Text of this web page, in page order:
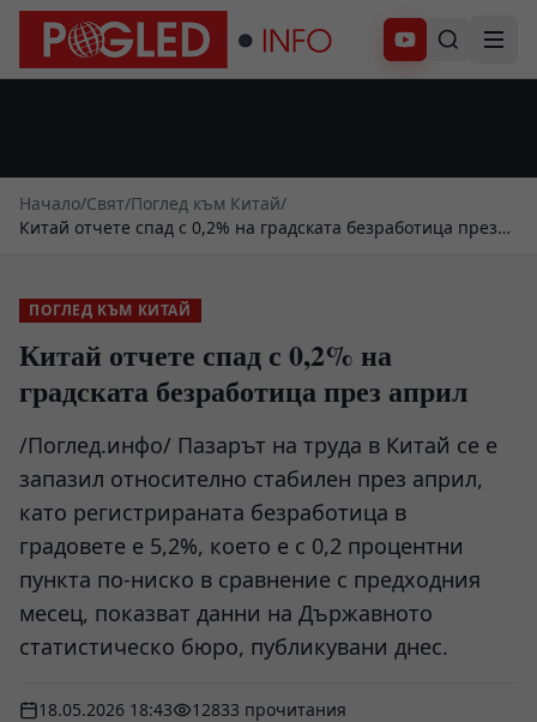
Абонирай се
Начало/Свят/Поглед към Китай/
Китай отчете спад с 0,2% на градската безработица през
ПОГЛЕД КЪМ КИТАЙ
Китай отчете спад с 0,2% на
градската безработица през април
/Поглед.инфо/ Пазарът на труда в Китай се е
запазил относително стабилен през април,
като регистрираната безработица в
градовете е 5,2%, което е с 0,2 процентни
пункта по-ниско в сравнение с предходния
месец, показват данни на Държавното
статистическо бюро, публикувани днес.
18.05.2026 18:43 12833 прочитания